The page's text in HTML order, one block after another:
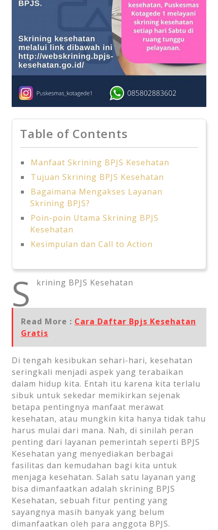
Table of Contents
Manfaat Skrining BPJS Kesehatan
Tujuan Skrining BPJS Kesehatan
Bagaimana Mengakses Layanan
Skrining BPJS?
Poin-poin Utama Skrining BPJS
Kesehatan
Kesimpulan dan Call to Action
S krining BPJS Kesehatan
Read More : Cara Daftar Bpjs Kesehatan
Gratis
Di tengah kesibukan sehari-hari, kesehatan
seringkali menjadi aspek yang terabaikan
dalam hidup kita. Entah itu karena kita terlalu
sibuk untuk sekedar memikirkan sejenak
betapa pentingnya manfaat merawat
kesehatan, atau mungkin kita hanya tidak tahu
harus mulai dari mana. Nah, di sinilah peran
penting dari layanan pemerintah seperti BPJS
Kesehatan yang menyediakan berbagai
fasilitas dan kemudahan bagi kita untuk
menjaga kesehatan. Salah satu layanan yang
bisa dimanfaatkan adalah skrining BPJS
Kesehatan, sebuah fitur penting yang
sayangnya masih banyak yang belum
dimanfaatkan oleh para anggota BPJS.